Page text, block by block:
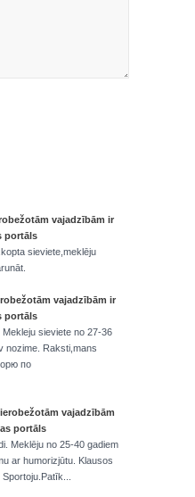
vajadzībām ir
portāls
sieviete,meklēju
vajadzībām ir
portāls
sieviete no 27-36
nozime. Raksti,mans
по
vajadzībām
portāls
Meklēju no 25-40 gadiem
ar humorizjūtu. Klausos